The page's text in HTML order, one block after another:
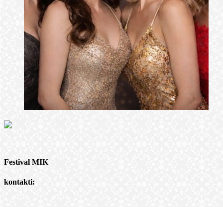
Festival MIK
kontakti: